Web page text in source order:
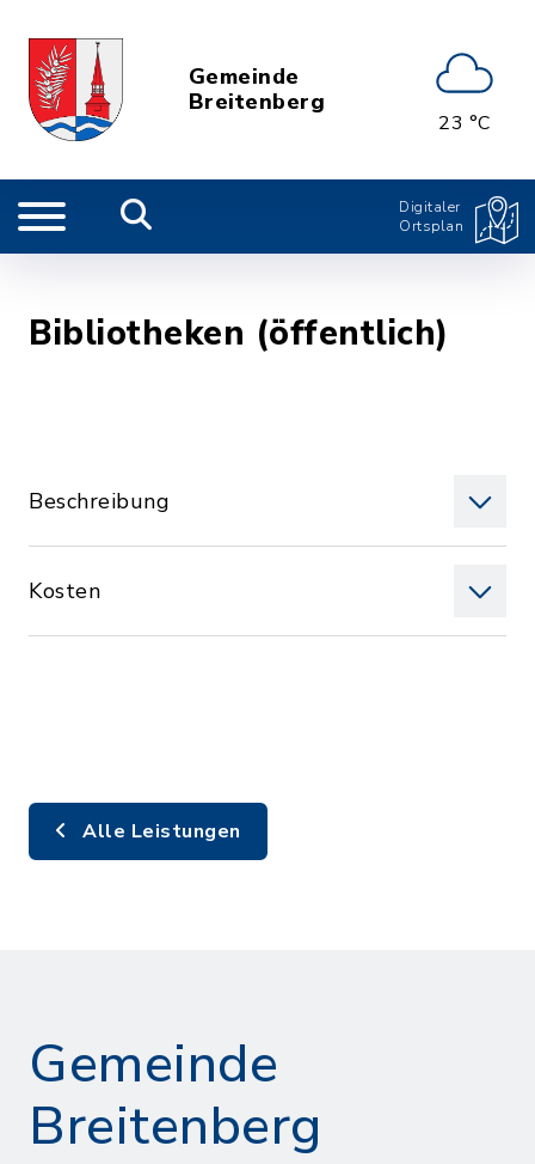
Gemeinde
Breitenberg
23 °C
Digitaler
Ortsplan
Bibliotheken (öffentlich)
Beschreibung
Kosten
Alle Leistungen
Gemeinde
Breitenberg